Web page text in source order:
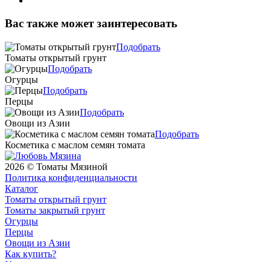
Вас также может заинтересовать
Томаты открытый грунт
Подобрать
Огурцы
Подобрать
Перцы
Подобрать
Овощи из Азии
Подобрать
Косметика с маслом семян томата
Подобрать
2026 © Томаты Мязиной
Политика конфиденциальности
Каталог
Томаты открытый грунт
Томаты закрытый грунт
Огурцы
Перцы
Овощи из Азии
Как купить?